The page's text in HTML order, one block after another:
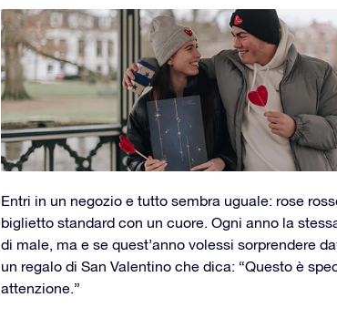
Entri in un negozio e tutto sembra uguale: rose
biglietto standard con un cuore. Ogni anno la
di male, ma e se quest’anno volessi sorprendere
un regalo di San Valentino che dica: “Questo è
attenzione.”